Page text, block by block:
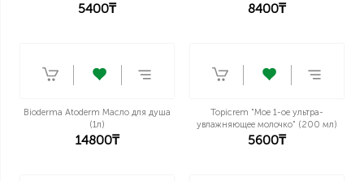
5400₸ 8400₸
Bioderma Atoderm Масло для душа
(1л)
14800₸
Topicrem "Мое 1-ое ультра-
увлажняющее молочко" (200 мл)
5600₸